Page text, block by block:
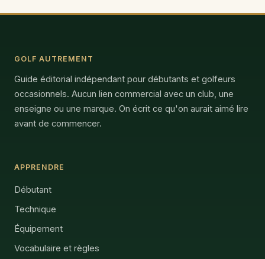
GOLF AUTREMENT
Guide éditorial indépendant pour débutants et golfeurs
occasionnels. Aucun lien commercial avec un club, une
enseigne ou une marque. On écrit ce qu'on aurait aimé lire
avant de commencer.
APPRENDRE
Débutant
Technique
Équipement
Vocabulaire et règles